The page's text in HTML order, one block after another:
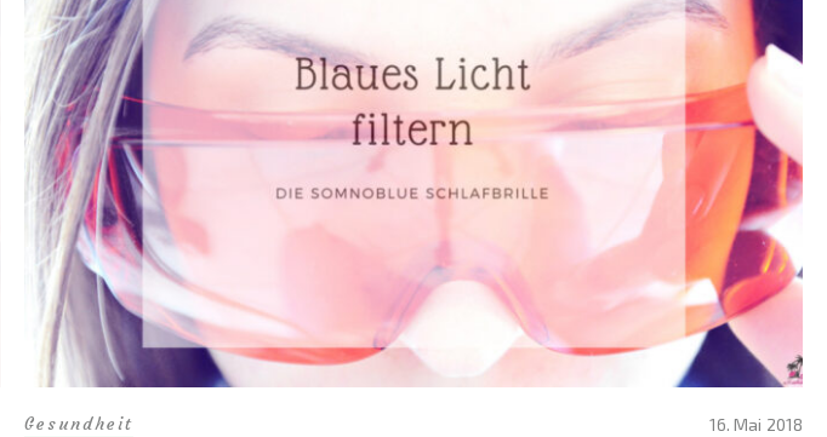
Gesundheit 16. Mai 2018